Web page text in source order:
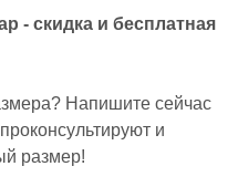
- скидка и бесплатная
Напишите сейчас
и
размер!